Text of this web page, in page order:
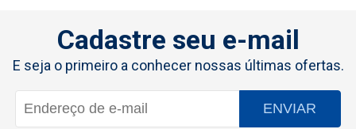
Cadastre seu e-mail
E seja o primeiro a conhecer nossas últimas ofertas.
ENVIAR